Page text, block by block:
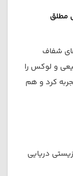
مطلق
و آب‌های شفاف
و لوکس را
کرد و هم
دریایی